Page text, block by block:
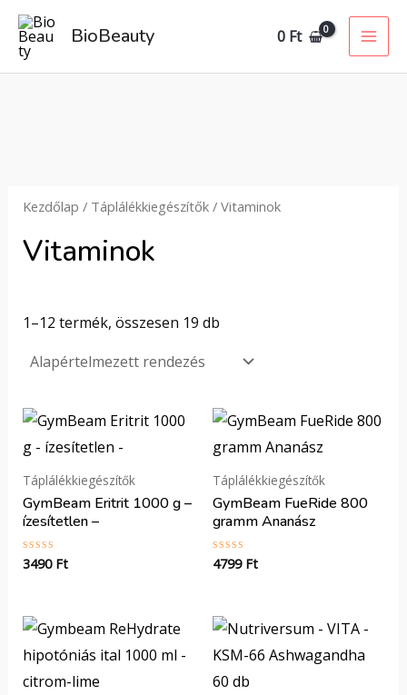
Skip
content
BioBeauty 0 Ft
Kezdőlap / Táplálékkiegészítők/ Vitaminok
Vitaminok
1–12 termék, összesen 19 db
Táplálékkiegészítők
GymBeam Eritrit 1000 g –
ízesítetlen –
Értékelés:
3490 Ft
Táplálékkiegészítők
GymBeam FueRide 800
gramm Ananász
Értékelés:
4799 Ft